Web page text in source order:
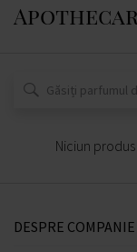
Niciun
DESPRE COMPANIE